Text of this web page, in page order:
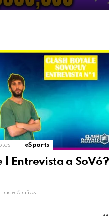
eSports
| Entrevista a SoVó?
hace 6 años